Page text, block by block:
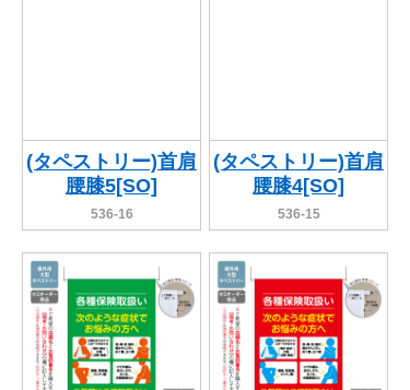
(タペストリー)首肩
腰膝5[SO]
536-16
(タペストリー)首肩
腰膝4[SO]
536-15